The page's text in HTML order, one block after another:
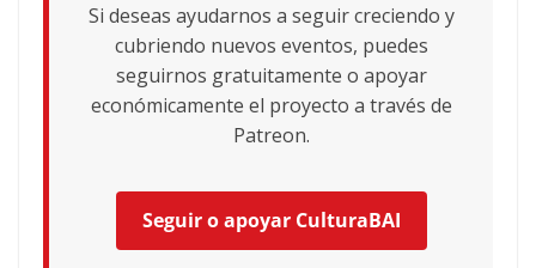
Si deseas ayudarnos a seguir creciendo y
cubriendo nuevos eventos, puedes
seguirnos gratuitamente o apoyar
económicamente el proyecto a través de
Patreon.
Seguir o apoyar CulturaBAI